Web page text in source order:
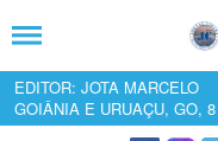
EDITOR: JOTA MARCELO
GOIÂNIA E URUAÇU, GO,